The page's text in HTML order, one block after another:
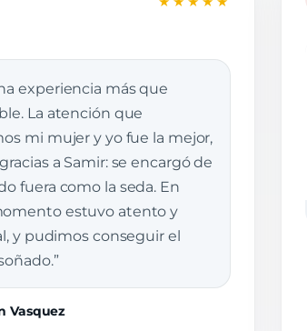
experiencia más que
La atención que
mi mujer y yo fue la mejor,
a Samir: se encargó de
fuera como la seda. En
estuvo atento y
y pudimos conseguir el
Vasquez